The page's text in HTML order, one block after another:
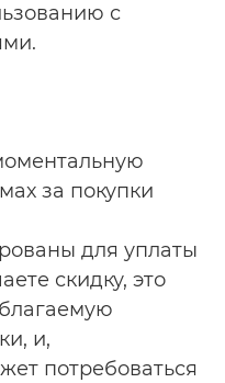
с
за покупки
для уплаты
скидку, это
и,
потребоваться